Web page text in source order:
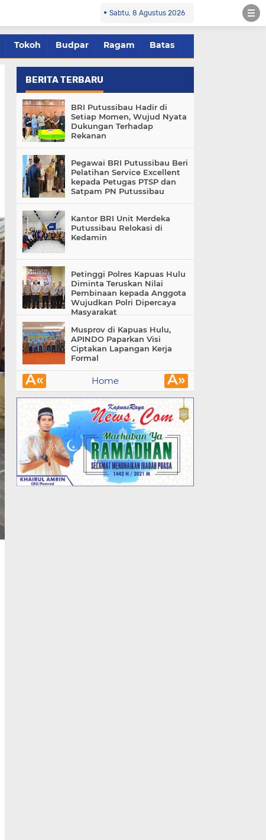
Sabtu, 8 Agustus 2026
Tokoh Budpar Ragam Batas
BERITA TERBARU
BRI Putussibau Hadir di
Setiap Momen, Wujud Nyata
Dukungan Terhadap
Rekanan
Pegawai BRI Putussibau Beri
Pelatihan Service Excellent
kepada Petugas PTSP dan
Satpam PN Putussibau
Kantor BRI Unit Merdeka
Putussibau Relokasi di
Kedamin
Petinggi Polres Kapuas Hulu
Diminta Teruskan Nilai
Pembinaan kepada Anggota
Wujudkan Polri Dipercaya
Masyarakat
Musprov di Kapuas Hulu,
APINDO Paparkan Visi
Ciptakan Lapangan Kerja
Formal
Â« Â»
Home